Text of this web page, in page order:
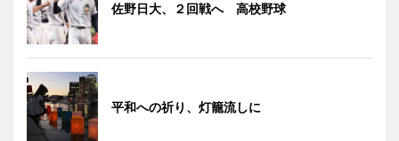
佐野日大、２回戦へ 高校野球
平和への祈り、灯籠流しに